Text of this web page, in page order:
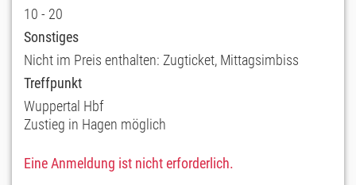
10 - 20
Sonstiges
Nicht im Preis enthalten: Zugticket, Mittagsimbiss
Treffpunkt
Wuppertal Hbf
Zustieg in Hagen möglich
Eine Anmeldung ist nicht erforderlich.